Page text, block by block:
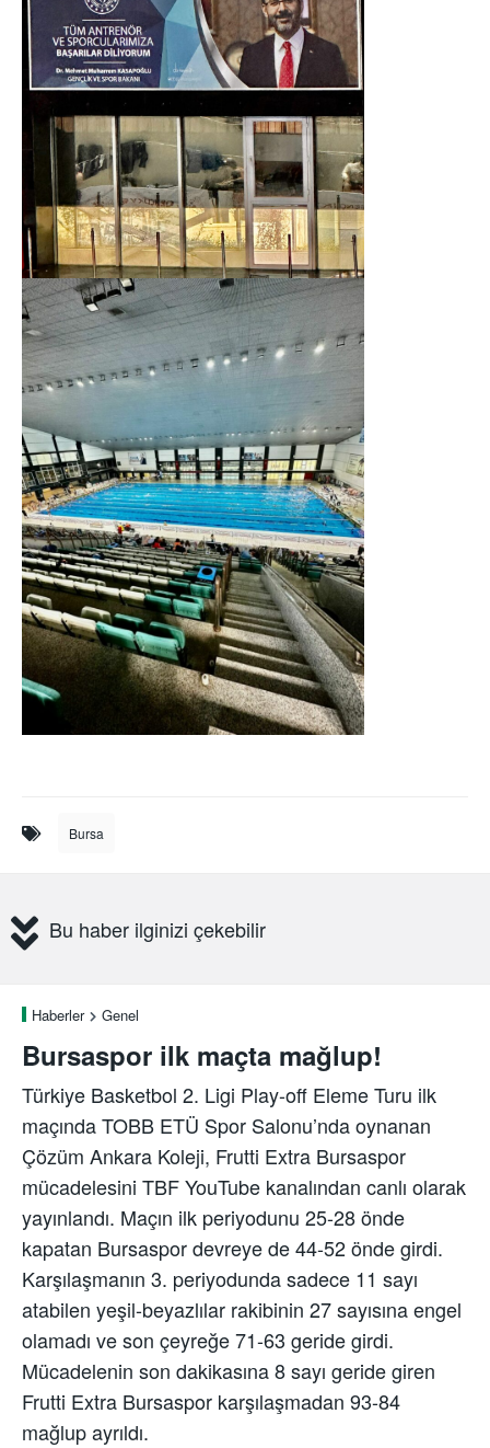
Bursa
Bu haber ilginizi çekebilir
Haberler Genel
Bursaspor ilk maçta mağlup!
Türkiye Basketbol 2. Ligi Play-off Eleme Turu ilk
maçında TOBB ETÜ Spor Salonu’nda oynanan
Çözüm Ankara Koleji, Frutti Extra Bursaspor
mücadelesini TBF YouTube kanalından canlı olarak
yayınlandı. Maçın ilk periyodunu 25-28 önde
kapatan Bursaspor devreye de 44-52 önde girdi.
Karşılaşmanın 3. periyodunda sadece 11 sayı
atabilen yeşil-beyazlılar rakibinin 27 sayısına engel
olamadı ve son çeyreğe 71-63 geride girdi.
Mücadelenin son dakikasına 8 sayı geride giren
Frutti Extra Bursaspor karşılaşmadan 93-84
mağlup ayrıldı.